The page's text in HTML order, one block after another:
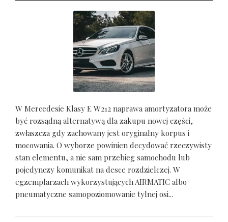
W Mercedesie Klasy E W212 naprawa amortyzatora może
być rozsądną alternatywą dla zakupu nowej części,
zwłaszcza gdy zachowany jest oryginalny korpus i
mocowania. O wyborze powinien decydować rzeczywisty
stan elementu, a nie sam przebieg samochodu lub
pojedynczy komunikat na desce rozdzielczej. W
egzemplarzach wykorzystujących AIRMATIC albo
pneumatyczne samopoziomowanie tylnej osi...